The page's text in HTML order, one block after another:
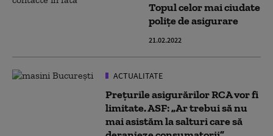
Topul celor mai ciudate
polițe de asigurare
21.02.2022
ACTUALITATE
Prețurile asigurărilor RCA vor fi
limitate. ASF: „Ar trebui să nu
mai asistăm la salturi care să